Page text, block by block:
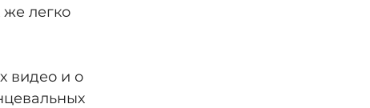
легко
видео и о